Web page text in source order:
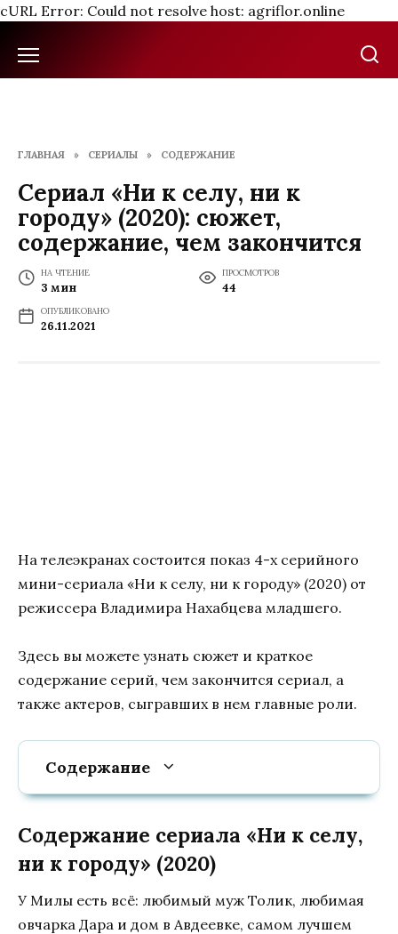
cURL Error: Could not resolve host: agriflor.online
содержанию
ГЛАВНАЯ » СЕРИАЛЫ » СОДЕРЖАНИЕ
Сериал «Ни к селу, ни к
городу» (2020): сюжет,
содержание, чем закончится
НА ЧТЕНИЕ
3 мин
ПРОСМОТРОВ
44
ОПУБЛИКОВАНО
26.11.2021
На телеэкранах состоится показ 4-х серийного
мини-сериала «Ни к селу, ни к городу» (2020) от
режиссера Владимира Нахабцева младшего.
Здесь вы можете узнать сюжет и краткое
содержание серий, чем закончится сериал, а
также актеров, сыгравших в нем главные роли.
Содержание
Содержание сериала «Ни к селу,
ни к городу» (2020)
У Милы есть всё: любимый муж Толик, любимая
овчарка Дара и дом в Авдеевке, самом лучшем